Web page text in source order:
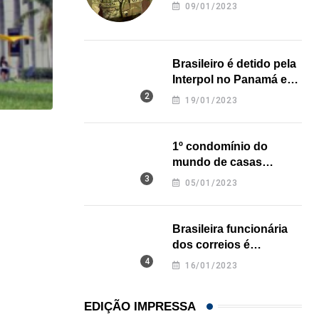
Açaí é reconhecido oficialmente como fruto
09/01/2023
Brasileiro é detido pela
Interpol no Panamá e
pode pegar prisão
19/01/2023
1º condomínio do
mundo de casas
impressas em 3D é
05/01/2023
Brasileira funcionária
dos correios é
assassinada a facadas
16/01/2023
EDIÇÃO IMPRESSA